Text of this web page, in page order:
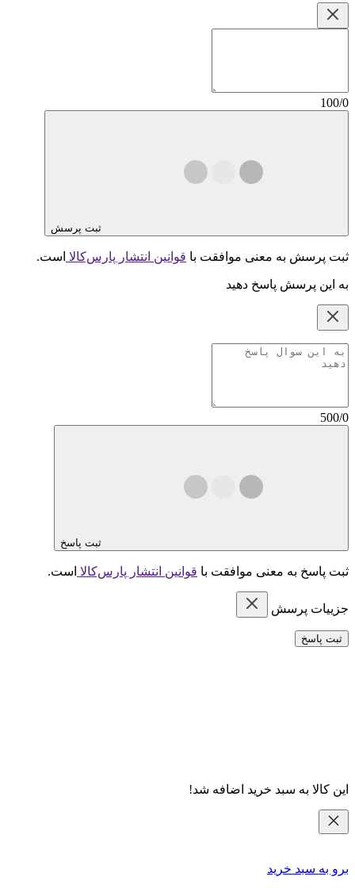
100/0
ثبت پرسش
ثبت پرسش به معنی موافقت با قوانین انتشار پارس‌کالا است.
به این پرسش پاسخ دهید
500/0
ثبت پاسخ
ثبت پاسخ به معنی موافقت با قوانین انتشار پارس‌کالا است.
جزییات پرسش
ثبت پاسخ
این کالا به سبد خرید اضافه شد!
برو به سبد خرید